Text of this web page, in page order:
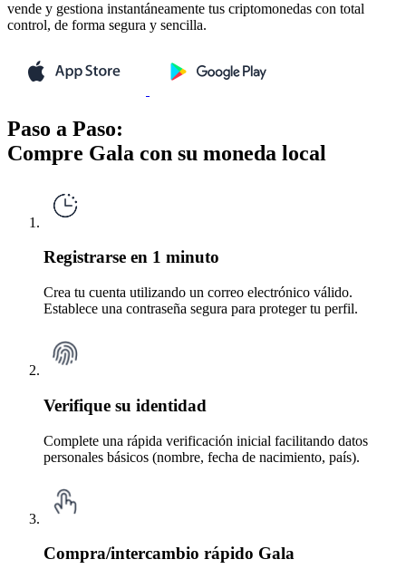
vende y gestiona instantáneamente tus criptomonedas con total
control, de forma segura y sencilla.
Paso a Paso:
Compre Gala con su moneda local
Registrarse en 1 minuto
Crea tu cuenta utilizando un correo electrónico válido.
Establece una contraseña segura para proteger tu perfil.
Verifique su identidad
Complete una rápida verificación inicial facilitando datos
personales básicos (nombre, fecha de nacimiento, país).
Compra/intercambio rápido Gala